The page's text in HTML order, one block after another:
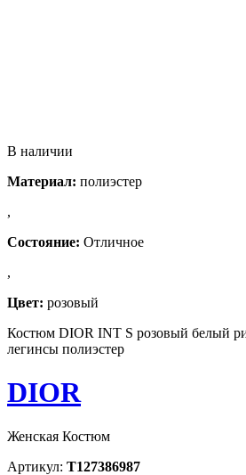
В наличии
Материал: полиэстер
,
Состояние: Отличное
,
Цвет: розовый
Костюм DIOR INT S розовый белый
легинсы полиэстер
DIOR
Женская Костюм
Артикул: T127386987